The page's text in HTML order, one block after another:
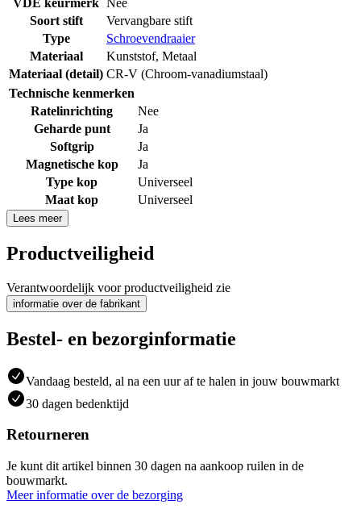
VDE keurmerk Nee
Soort stift
Vervangbare stift
Type
Schroevendraaier
Materiaal
Kunststof, Metaal
Materiaal (detail) CR-V (Chroom-vanadiumstaal)
Technische kenmerken
Ratelinrichting
Nee
Geharde punt
Ja
Softgrip
Ja
Magnetische kop
Ja
Type kop
Universeel
Maat kop
Universeel
Lees meer
Productveiligheid
Verantwoordelijk voor productveiligheid zie
informatie over de fabrikant
Bestel- en bezorginformatie
Vandaag besteld, al na een uur af te halen in jouw bouwmarkt
30 dagen bedenktijd
Retourneren
Je kunt dit artikel binnen 30 dagen na aankoop ruilen in de
bouwmarkt.
Meer informatie over de bezorging